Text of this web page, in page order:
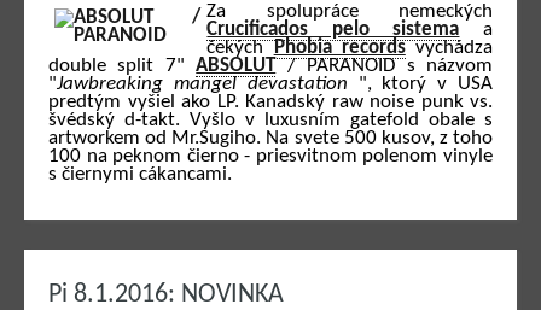
Za spolupráce nemeckých
Crucificados pelo sistema a
čekýchPhobia recordsvychádza
double split 7"ABSOLUT/ PARANOID s názvom
"Jawbreaking mangel devastation ", ktorý v USA
predtým vyšiel ako LP. Kanadský raw noise punk vs.
švédský d-takt. Vyšlo v luxusním gatefold obale s
artworkem od Mr.Sugiho. Na svete 500 kusov, z toho
100 na peknom čierno - priesvitnom polenom vinyle
s čiernymi cákancami.
Pi 8.1.2016: NOVINKA